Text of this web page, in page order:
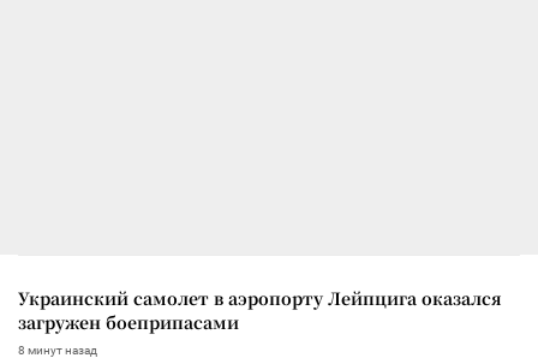
Украинский самолет в аэропорту Лейпцига оказался
загружен боеприпасами
8 минут назад